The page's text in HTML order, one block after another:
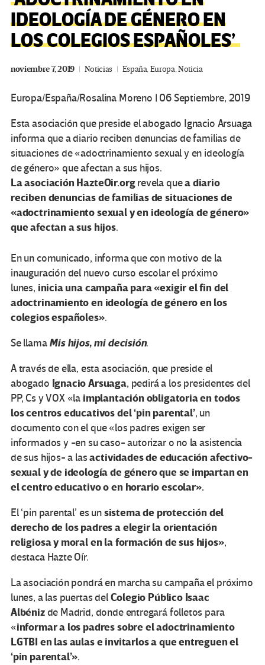
IDEOLOGÍA DE GÉNERO EN
LOS COLEGIOS ESPAÑOLES’
noviembre 7, 2019 Noticias España,Europa,Noticia
Europa/España/Rosalina Moreno | 06 Septiembre, 2019
Esta asociación que preside el abogado Ignacio Arsuaga
informa que a diario reciben denuncias de familias de
situaciones de «adoctrinamiento sexual y en ideología
de género» que afectan a sus hijos.
La asociación HazteOir.orgrevela quea diario
reciben denuncias de familias de situaciones de
«adoctrinamiento sexual y en ideología de género»
que afectan a sus hijos.
En un comunicado, informa que con motivo de la
inauguración del nuevo curso escolar el próximo
lunes, inicia una campaña para «exigir el fin del
adoctrinamiento en ideología de género en los
colegios españoles».
Se llamaMis hijos, mi decisión.
A través de ella, esta asociación, que preside el
abogado Ignacio Arsuaga, pedirá a los presidentes del
PP, Cs y VOX «la implantación obligatoria en todos
los centros educativos del ‘pin parental’, un
documento con el que «los padres exigen ser
informados y -en su caso- autorizar o no la asistencia
de sus hijos- a lasactividades de educación afectivo-
sexual y de ideología de género que se impartan en
el centro educativo o en horario escolar».
El ‘pin parental’ es unsistema de protección del
derecho de lospadresa elegir la orientación
religiosa y moral en laformación de sus hijos»,
destaca Hazte Oír.
La asociación pondrá en marcha su campaña el próximo
lunes, a las puertas delColegio Público Isaac
Albénizde Madrid, donde entregará folletos para
«informar a los padres sobre el adoctrinamiento
LGTBI en las aulas e invitarlos a que entreguen el
‘pin parental’».